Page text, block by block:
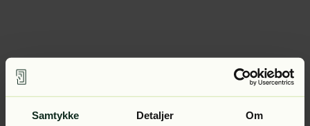
Samtykke Detaljer Om